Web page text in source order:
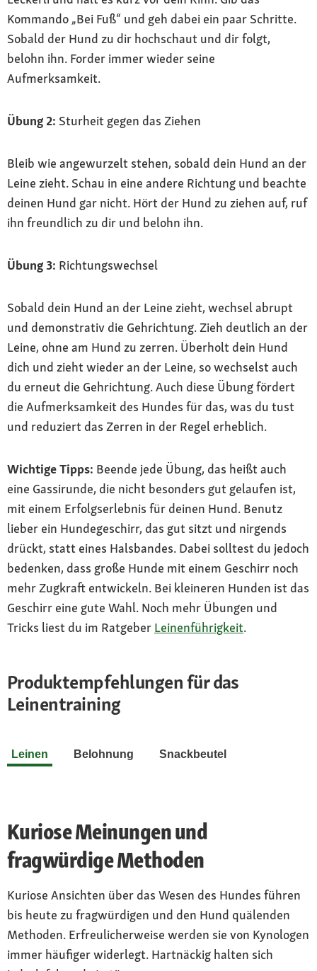
Kommando „Bei Fuß“ und geh dabei ein paar Schritte.
Sobald der Hund zu dir hochschaut und dir folgt,
belohn ihn. Forder immer wieder seine
Aufmerksamkeit.
Übung 2: Sturheit gegen das Ziehen
Bleib wie angewurzelt stehen, sobald dein Hund an der
Leine zieht. Schau in eine andere Richtung und beachte
deinen Hund gar nicht. Hört der Hund zu ziehen auf, ruf
ihn freundlich zu dir und belohn ihn.
Übung 3: Richtungswechsel
Sobald dein Hund an der Leine zieht, wechsel abrupt
und demonstrativ die Gehrichtung. Zieh deutlich an der
Leine, ohne am Hund zu zerren. Überholt dein Hund
dich und zieht wieder an der Leine, so wechselst auch
du erneut die Gehrichtung. Auch diese Übung fördert
die Aufmerksamkeit des Hundes für das, was du tust
und reduziert das Zerren in der Regel erheblich.
Wichtige Tipps: Beende jede Übung, das heißt auch
eine Gassirunde, die nicht besonders gut gelaufen ist,
mit einem Erfolgserlebnis für deinen Hund. Benutz
lieber ein Hundegeschirr, das gut sitzt und nirgends
drückt, statt eines Halsbandes. Dabei solltest du jedoch
bedenken, dass große Hunde mit einem Geschirr noch
mehr Zugkraft entwickeln. Bei kleineren Hunden ist das
Geschirr eine gute Wahl. Noch mehr Übungen und
Tricks liest du im Ratgeber Leinenführigkeit.
Produktempfehlungen für das
Leinentraining
Leinen Belohnung Snackbeutel
Kuriose Meinungen und
fragwürdige Methoden
Kuriose Ansichten über das Wesen des Hundes führen
bis heute zu fragwürdigen und den Hund quälenden
Methoden. Erfreulicherweise werden sie von Kynologen
immer häufiger widerlegt. Hartnäckig halten sich